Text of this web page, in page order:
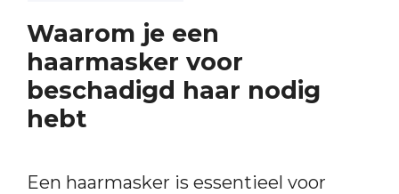
Waarom je een
haarmasker voor
beschadigd haar nodig
hebt
Een haarmasker is essentieel voor